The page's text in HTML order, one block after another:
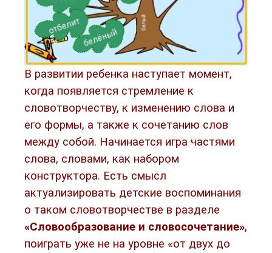
В развитии ребенка наступает момент,
когда появляется стремление к
словотворчеству, к изменению слова и
его формы, а также к сочетанию слов
между собой. Начинается игра частями
слова, словами, как набором
конструктора. Есть смысл
актуализировать детские воспоминания
о таком словотворчестве в разделе
«Словообразование и словосочетание»,
поиграть уже не на уровне «от двух до